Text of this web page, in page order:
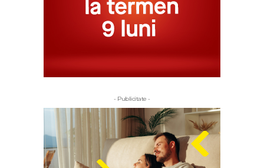
- Publicitate -